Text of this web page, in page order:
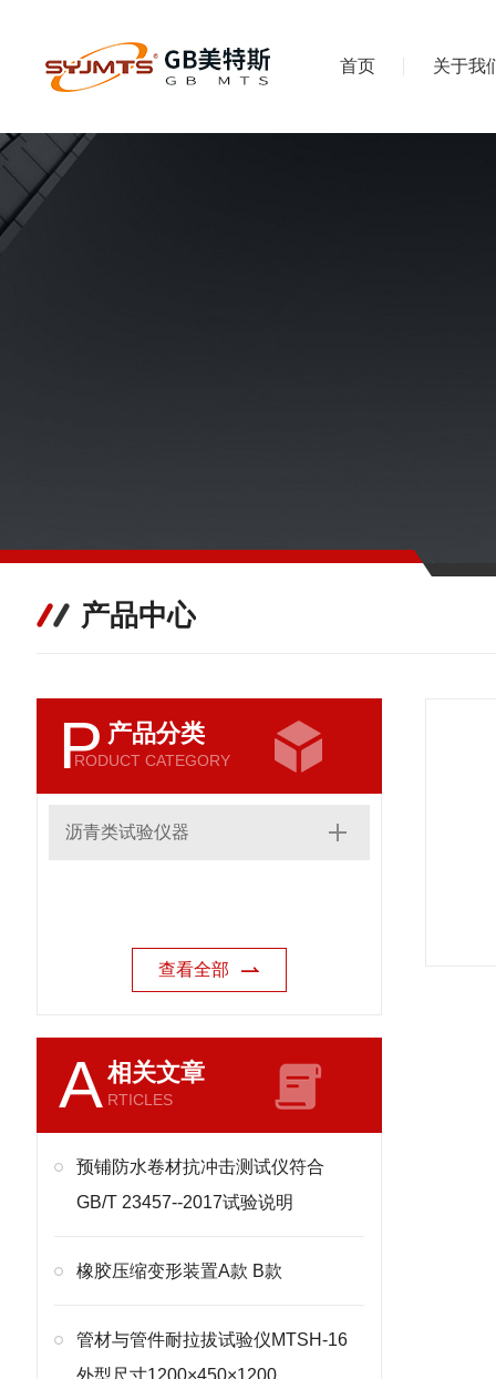
首页 关于我
产品中心
P 产品分类
RODUCT CATEGORY
沥青类试验仪器
查看全部
A相关文章
RTICLES
预铺防水卷材抗冲击测试仪符合
GB/T 23457--2017试验说明
橡胶压缩变形装置A款 B款
管材与管件耐拉拔试验仪MTSH-16
外型尺寸1200×450×1200